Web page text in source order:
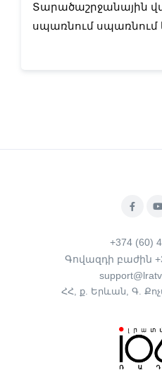
Տարածաշրջանային
սպառնում սպառնում
+374 (60)
Գովազդի բաժին
ՀՀ, ք. Երևան, Գ.